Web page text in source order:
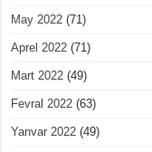
May 2022 (71)
Aprel 2022 (71)
Mart 2022 (49)
Fevral 2022 (63)
Yanvar 2022 (49)